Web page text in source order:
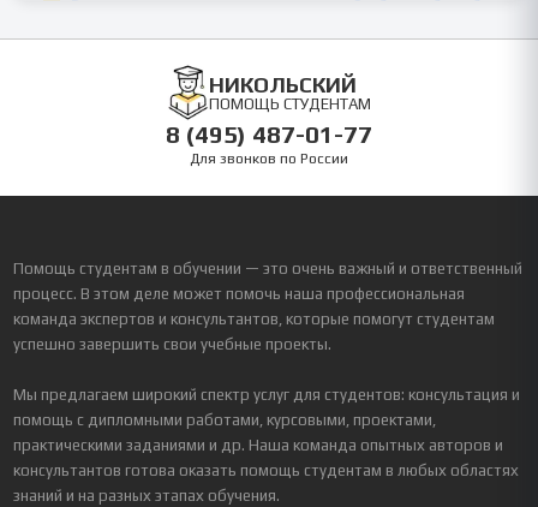
НИКОЛЬСКИЙ
ПОМОЩЬ СТУДЕНТАМ
8 (495) 487-01-77
Для звонков по России
Помощь студентам в обучении — это очень важный и ответственный
процесс. В этом деле может помочь наша профессиональная
команда экспертов и консультантов, которые помогут студентам
успешно завершить свои учебные проекты.
Мы предлагаем широкий спектр услуг для студентов: консультация и
помощь с дипломными работами, курсовыми, проектами,
практическими заданиями и др. Наша команда опытных авторов и
консультантов готова оказать помощь студентам в любых областях
знаний и на разных этапах обучения.